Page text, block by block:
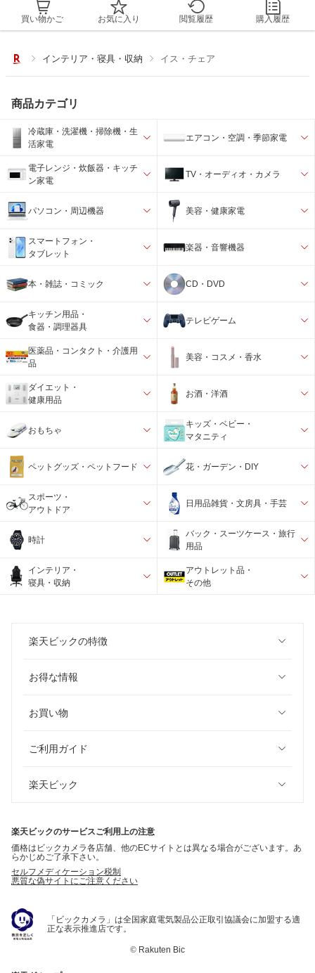
買い物かご お気に入り 閲覧履歴 購入履歴
インテリア・寝具・収納 イス・チェア
商品カテゴリ
冷蔵庫・洗濯機・掃除機・生
活家電
エアコン・空調・季節家電
電子レンジ・炊飯器・キッチ
ン家電
TV・オーディオ・カメラ
パソコン・周辺機器 美容・健康家電
スマートフォン・
タブレット
楽器・音響機器
本・雑誌・コミック CD・DVD
キッチン用品・
食器・調理器具
テレビゲーム
医薬品・コンタクト・介護用
品
美容・コスメ・香水
ダイエット・
健康用品
お酒・洋酒
おもちゃ
キッズ・ベビー・
マタニティ
ペットグッズ・ペットフード 花・ガーデン・DIY
スポーツ・
アウトドア
日用品雑貨・文房具・手芸
時計
バック・スーツケース・旅行
用品
インテリア・
寝具・収納
アウトレット品・
その他
楽天ビックの特徴
お得な情報
お買い物
ご利用ガイド
楽天ビック
楽天ビックのサービスご利用上の注意
価格はビックカメラ各店舗、他のECサイトとは異なる場合がございます。あ
らかじめご了承下さい。
セルフメディケーション税制
悪質な偽サイトにご注意ください
「ビックカメラ」は全国家庭電気製品公正取引協議会に加盟する適
正な表示推進店です。
© Rakuten Bic